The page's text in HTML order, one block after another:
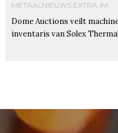
METAALNIEUWS EXTRA IM
Dome Auctions veilt
inventaris van Solex